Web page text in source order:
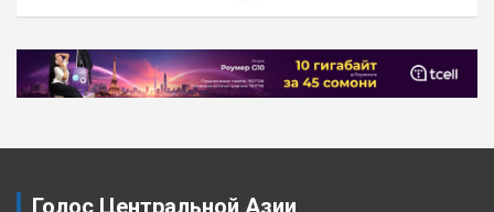
Навигация
по
Голос Центральной Азии